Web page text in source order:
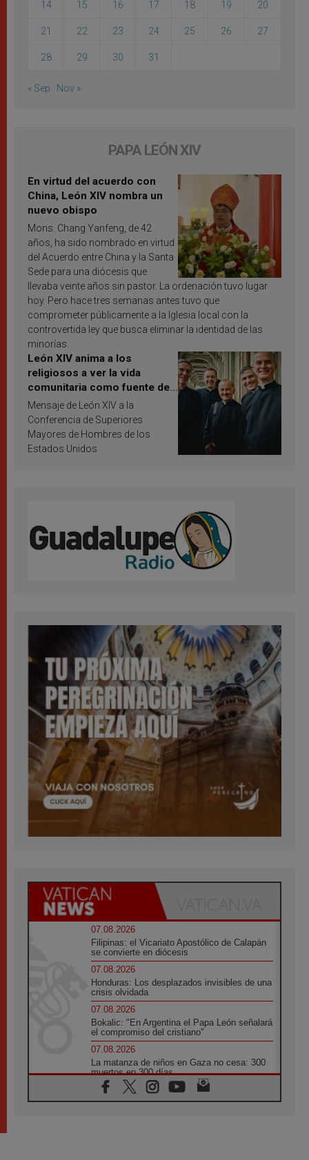
14 15 16 17 18 19 20
21 22 23 24 25 26 27
28 29 30 31
« Sep Nov »
PAPA LEÓN XIV
En virtud del acuerdo con
China, León XIV nombra un
nuevo obispo
Mons. Chang Yanfeng, de 42
años, ha sido nombrado en virtud
del Acuerdo entre China y la Santa
Sede para una diócesis que
llevaba veinte años sin pastor. La ordenación tuvo lugar
hoy. Pero hace tres semanas antes tuvo que
comprometer públicamente a la Iglesia local con la
controvertida ley que busca eliminar la identidad de las
minorías.
León XIV anima a los
religiosos a ver la vida
comunitaria como fuente de
inspiración y santificación
Mensaje de León XIV a la
Conferencia de Superiores
Mayores de Hombres de los
Estados Unidos
07.08.2026
Filipinas: el Vicariato Apostólico de Calapán
se convierte en diócesis
07.08.2026
Honduras: Los desplazados invisibles de una
crisis olvidada
07.08.2026
Bokalic: "En Argentina el Papa León señalará
el compromiso del cristiano"
07.08.2026
La matanza de niños en Gaza no cesa: 300
muertos en 300 días
07.08.2026
Tagle: La guerra desfigura el mundo, solo la